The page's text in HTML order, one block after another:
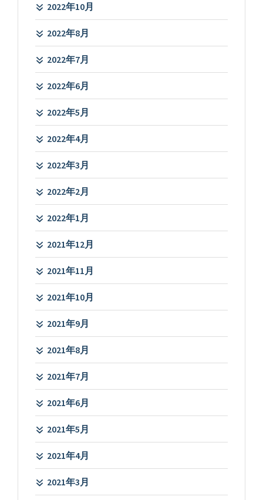
2022年10月
2022年8月
2022年7月
2022年6月
2022年5月
2022年4月
2022年3月
2022年2月
2022年1月
2021年12月
2021年11月
2021年10月
2021年9月
2021年8月
2021年7月
2021年6月
2021年5月
2021年4月
2021年3月